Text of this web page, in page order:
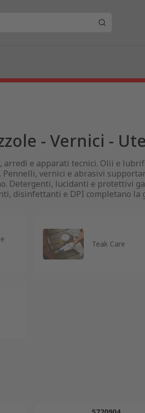
- Vernici -
e apparati tecnici. Olii e
vernici e abrasivi
Detergenti, lucidanti e protettivi
disinfettanti e DPI completano la
Teak Care